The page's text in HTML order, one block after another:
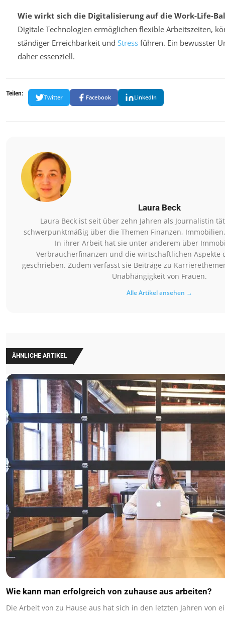
Wie wirkt sich die Digitalisierung auf die Work-Life-
Digitale Technologien ermöglichen flexible Arbeitszeiten,
ständiger Erreichbarkeit und Stressführen. Ein bewusster
daher essenziell.
Teilen:
Twitter Facebook LinkedIn
Laura Beck
Laura Beck ist seit über zehn Jahren als Journalistin
schwerpunktmäßig über die Themen Finanzen,
In ihrer Arbeit hat sie unter anderem über
Verbraucherfinanzen und die wirtschaftlichen Aspekte
geschrieben. Zudem verfasst sie Beiträge zu
Unabhängigkeit von Frauen.
Alle Artikel ansehen →
ÄHNLICHE ARTIKEL
Wie kann man erfolgreich von zuhause aus arbeiten?
Die Arbeit von zu Hause aus hat sich in den letzten Jahren von